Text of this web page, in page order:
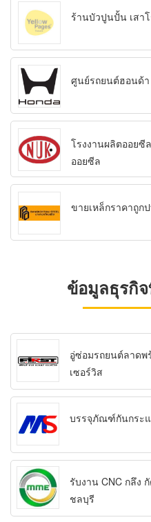
ร้านบัวปูนปั้น เสา
ศูนย์รถยนต์ฮอนด้า
โรงงานผลิตออยซี
ออยซีล
ขายเหล็กราคาถูก
ข้อมูลธุรกิ
อู่ซ่อมรถยนต์ลาดพ
เซอร์วิส
บรรจุภัณฑ์กันกระ
รับงาน CNC กลึง
ชลบุรี